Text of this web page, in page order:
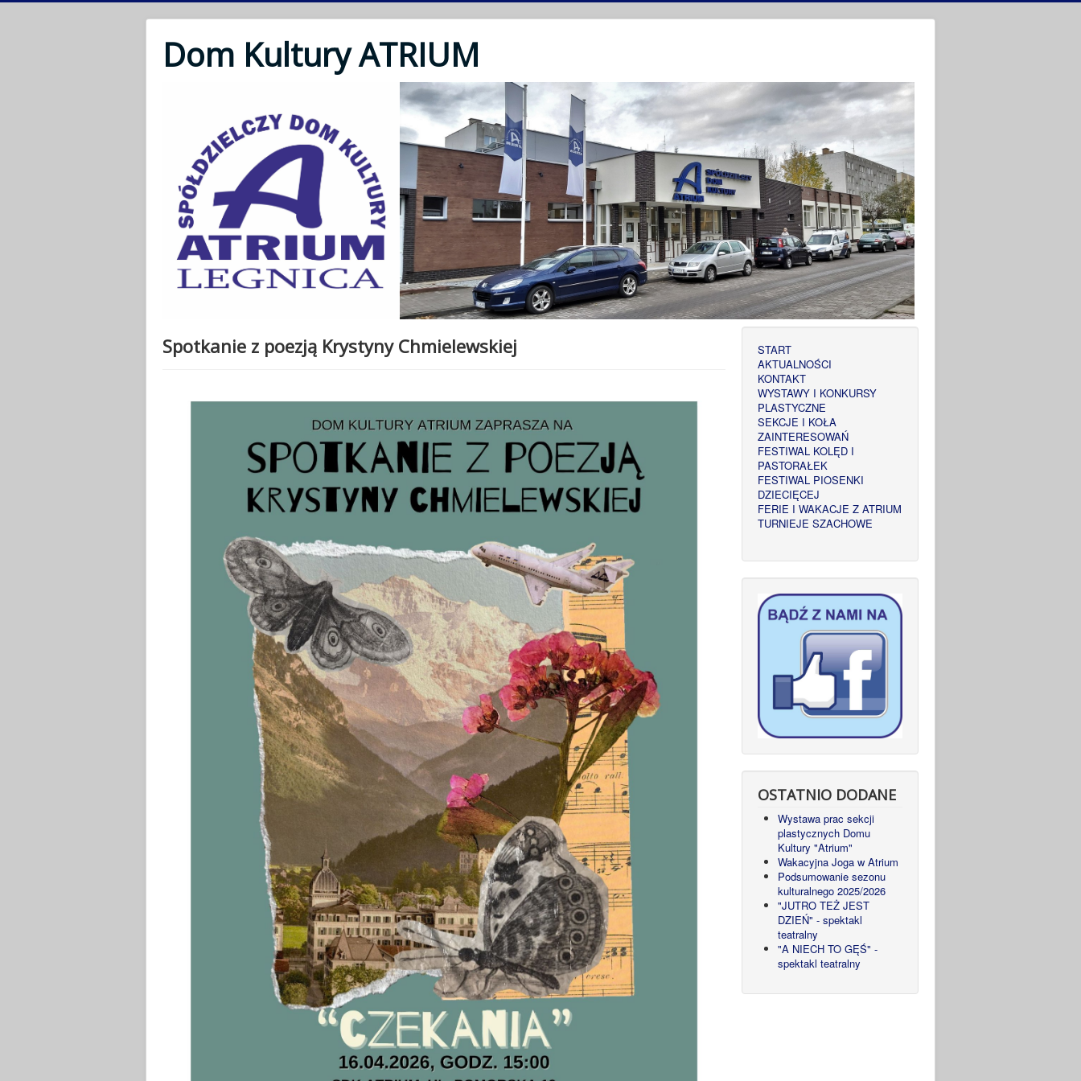
Dom Kultury ATRIUM
Spotkanie z poezją Krystyny Chmielewskiej
START
AKTUALNOŚCI
KONTAKT
WYSTAWY I KONKURSY
PLASTYCZNE
SEKCJE I KOŁA
ZAINTERESOWAŃ
FESTIWAL KOLĘD I
PASTORAŁEK
FESTIWAL PIOSENKI
DZIECIĘCEJ
FERIE I WAKACJE Z ATRIUM
TURNIEJE SZACHOWE
OSTATNIO DODANE
Wystawa prac sekcji
plastycznych Domu
Kultury "Atrium"
Wakacyjna Joga w Atrium
Podsumowanie sezonu
kulturalnego 2025/2026
"JUTRO TEŻ JEST
DZIEŃ" - spektakl
teatralny
"A NIECH TO GĘŚ" -
spektakl teatralny